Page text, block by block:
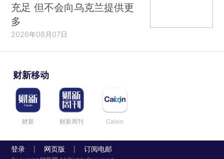
充足 但不会向乌克兰提供更
多
2026年08月07日
财新移动
财新 财新周刊 Caixin
登录 网页版 订阅电邮